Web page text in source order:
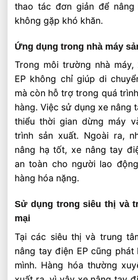
thao tác đơn giản để nâng
không gặp khó khăn.
Ứng dụng trong nhà máy
Trong môi trường nhà
EP không chỉ giúp di
mà còn hỗ trợ trong quá
hàng. Việc sử dụng xe nâng
thiểu thời gian dừng máy
trình sản xuất. Ngoài ra,
nâng hạ tốt, xe nâng tay
an toàn cho người lao
hàng hóa nặng.
Sử dụng trong siêu thị và
mại
Tại các siêu thị và trung
nâng tay điện EP cũng
mình. Hàng hóa thường